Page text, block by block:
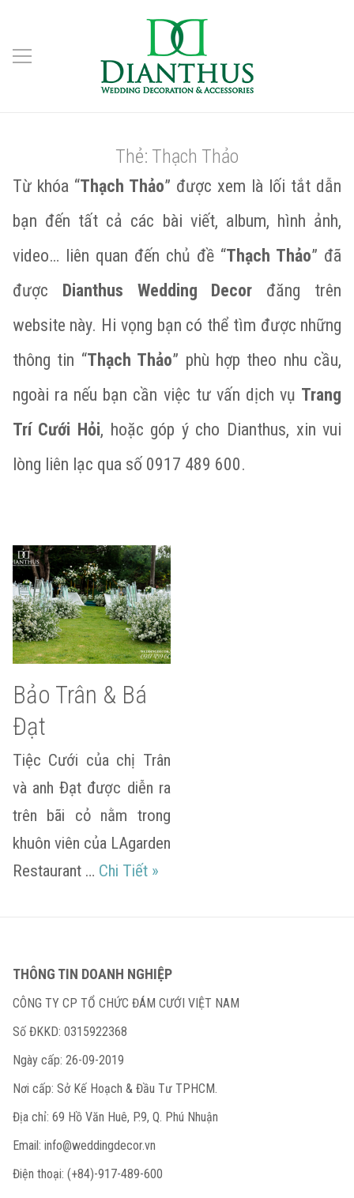
Thẻ: Thạch Thảo
Từ khóa “Thạch Thảo” được xem là lối tắt dẫn
bạn đến tất cả các bài viết, album, hình ảnh,
video… liên quan đến chủ đề “Thạch Thảo” đã
được Dianthus Wedding Decor đăng trên
website này. Hi vọng bạn có thể tìm được những
thông tin “Thạch Thảo” phù hợp theo nhu cầu,
ngoài ra nếu bạn cần việc tư vấn dịch vụ Trang
Trí Cưới Hỏi, hoặc góp ý cho Dianthus, xin vui
lòng liên lạc qua số 0917 489 600.
Bảo Trân & Bá
Đạt
Tiệc Cưới của chị Trân
và anh Đạt được diễn ra
trên bãi cỏ nằm trong
khuôn viên của LAgarden
Restaurant … Chi Tiết Bảo Trân & Bá Đạt
»
THÔNG TIN DOANH NGHIỆP
CÔNG TY CP TỔ CHỨC ĐÁM CƯỚI VIỆT NAM
Số ĐKKD: 0315922368
Ngày cấp: 26-09-2019
Nơi cấp: Sở Kế Hoạch & Đầu Tư TPHCM.
Địa chỉ: 69 Hồ Văn Huê, P.9, Q. Phú Nhuận
Email: info@weddingdecor.vn
Điện thoại: (+84)-917-489-600